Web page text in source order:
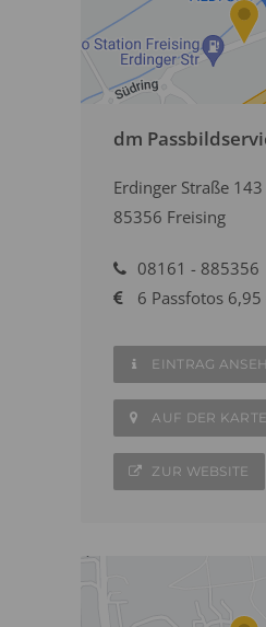
dm
Erdinger Straße 143
85356 Freising
08161 - 885356
6 Passfotos 6,95
EINTRAG
AUF DER
ZUR WEBSITE